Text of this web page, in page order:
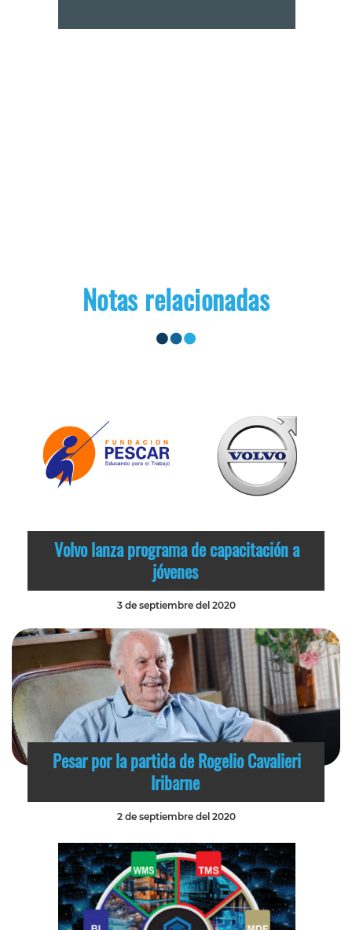
Notas relacionadas
Volvo lanza programa de capacitación a
jóvenes
3 de septiembre del 2020
Pesar por la partida de Rogelio Cavalieri
Iribarne
2 de septiembre del 2020